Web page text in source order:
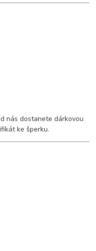
nás dostanete dárkovou
ke šperku.